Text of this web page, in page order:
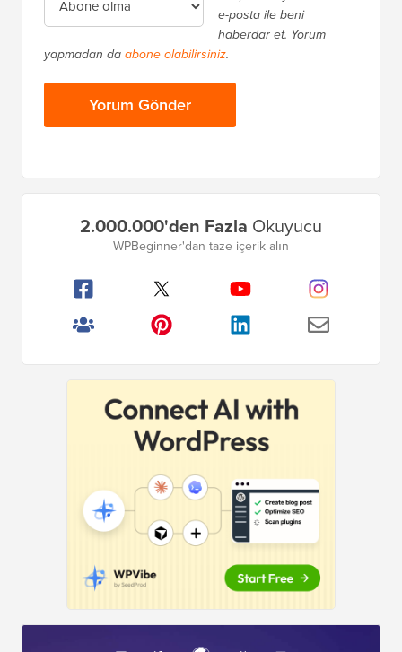
Takip eden yorumlardan
e-posta ile beni
haberdar et. Yorum
Çubuğu
2.000.000'den FazlaOkuyucu